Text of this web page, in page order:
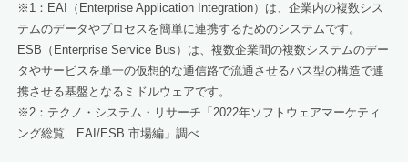
※1：EAI（Enterprise Application Integration）は、企業内の複数シス
テムのデータやプロセスを簡単に連携するためのシステムです。
ESB（Enterprise Service Bus）は、複数企業間の複数システムのデー
タやサービスを単一の仮想的な通信路で流通させるバス型の構造で連
携させる基盤となるミドルウェアです。
※2：テクノ・システム・リサーチ「2022年ソフトウェアマーケティ
ング総覧 EAI/ESB 市場編」調べ